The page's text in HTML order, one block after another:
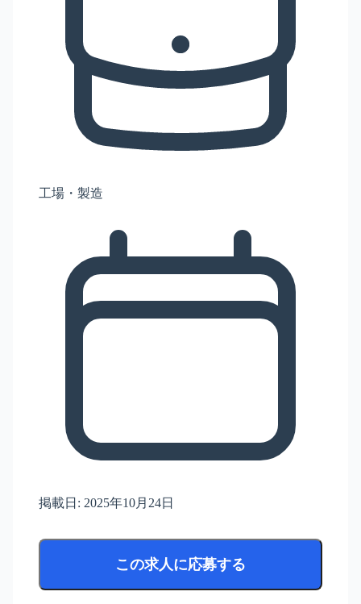
工場・製造
掲載日: 2025年10月24日
この求人に応募する